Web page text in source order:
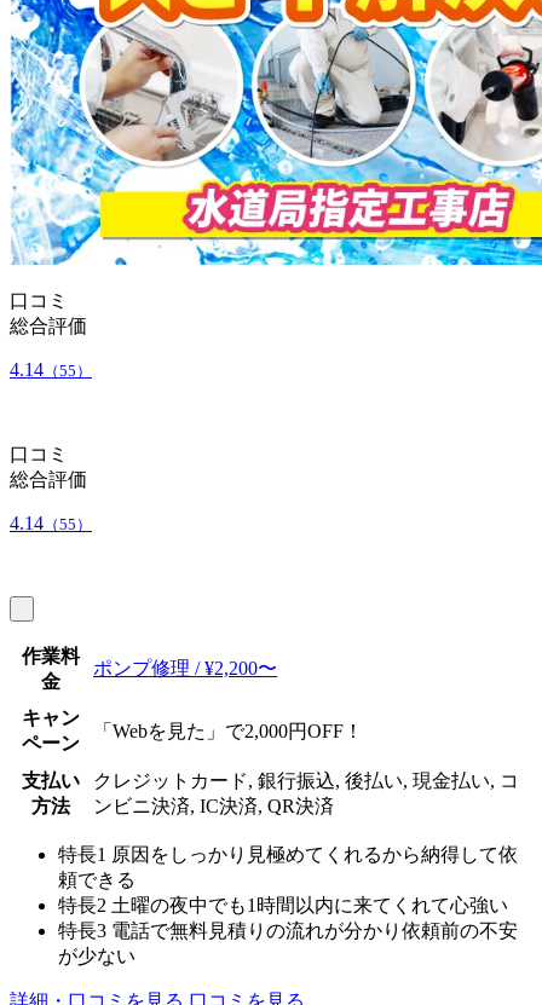
口コミ
総合評価
4.14 （55）
口コミ
総合評価
4.14 （55）
作業料
金
ポンプ修理 / ¥2,200〜
キャン
ペーン
「Webを見た」で2,000円OFF！
支払い
方法
クレジットカード, 銀行振込, 後払い, 現金払い, コ
ンビニ決済, IC決済, QR決済
特長1 原因をしっかり見極めてくれるから納得して依
頼できる
特長2 土曜の夜中でも1時間以内に来てくれて心強い
特長3 電話で無料見積りの流れが分かり依頼前の不安
が少ない
詳細・口コミを見る 口コミを見る